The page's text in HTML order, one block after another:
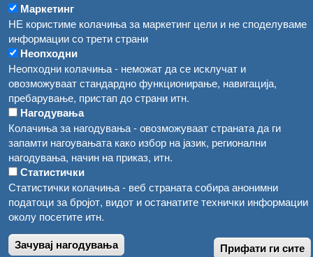
Маркетинг
НЕ користиме колачиња за маркетинг цели и не споделуваме
информации со трети страни
Неопходни
Неопходни колачиња - неможат да се исклучат и
овозможуваат стандардно функционирање, навигација,
пребарување, пристап до страни итн.
Нагодувања
Колачиња за нагодувања - овозможуваат страната да ги
запамти нагоувањата како избор на јазик, регионални
нагодувања, начин на приказ, итн.
Статистички
Статистички колачиња - веб страната собира анонимни
податоци за бројот, видот и останатите технички информации
околу посетите итн.
Зачувај нагодувања Прифати ги сите
Во Гостивар спроведени 70 вонредни контроли
Забраната за водата во Гостивар останува на сила, операторите да користат само технички безбедна вода
Огласи